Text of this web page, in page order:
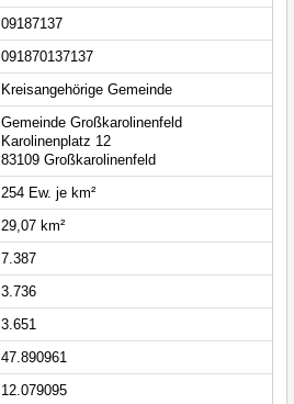
09187137
091870137137
Kreisangehörige Gemeinde
Gemeinde Großkarolinenfeld
Karolinenplatz 12
83109 Großkarolinenfeld
254 Ew. je km²
29,07 km²
7.387
3.736
3.651
47.890961
12.079095